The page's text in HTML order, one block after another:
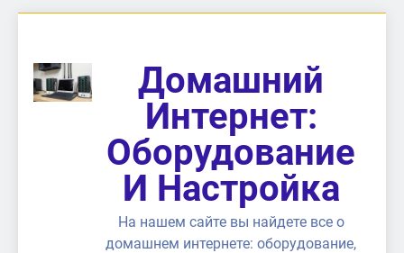
содержимому
Домашний
Интернет:
Оборудование
И Настройка
На нашем сайте вы найдете все о
домашнем интернете: оборудование,